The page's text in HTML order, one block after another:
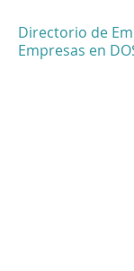
Directorio de
Empresas en